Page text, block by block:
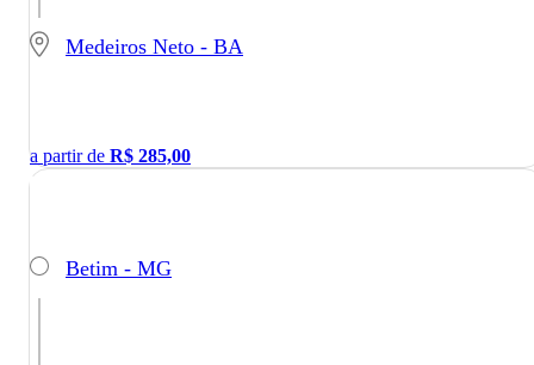
Medeiros Neto - BA
a partir de R$ 285,00
Betim - MG